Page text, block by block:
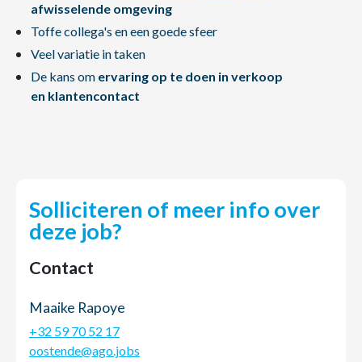
afwisselende omgeving
Toffe collega's en een goede sfeer
Veel variatie in taken
De kans om ervaring op te doen in verkoop
en klantencontact
Solliciteren of meer info over
deze job?
Contact
Maaike Rapoye
+32 59 70 52 17
oostende@ago.jobs